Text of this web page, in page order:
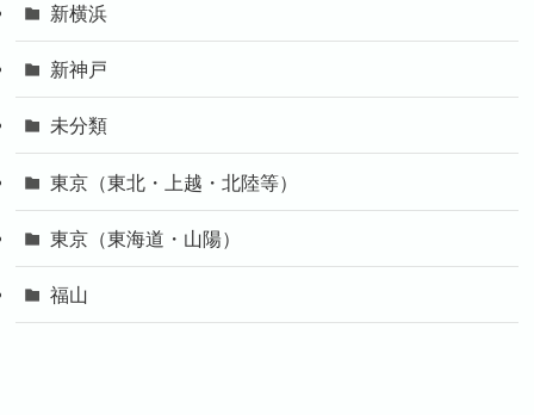
新横浜
新神戸
未分類
東京（東北・上越・北陸等）
東京（東海道・山陽）
福山